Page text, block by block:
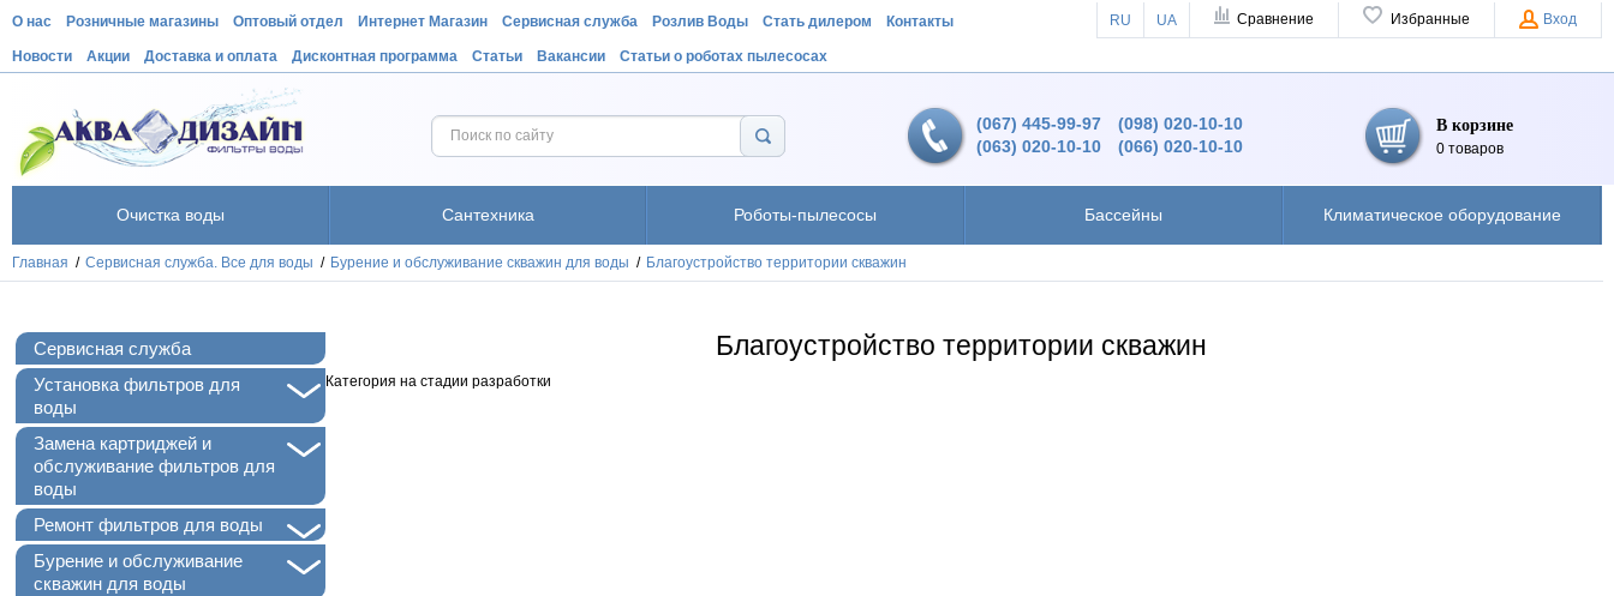
О нас Розничные магазины Оптовый отдел Интернет Магазин Сервисная служба Розлив Воды Стать дилером Контакты
Новости Акции Доставка и оплата Дисконтная программа Статьи Вакансии Статьи о роботах пылесосах
RU UA Сравнение Избранные Вход
(067) 445-99-97
(063) 020-10-10
(098) 020-10-10
(066) 020-10-10
В корзине
0 товаров
Очистка воды Сантехника Роботы-пылесосы Бассейны Климатическое оборудование
Главная / Сервисная служба. Все для воды / Бурение и обслуживание скважин для воды / Благоустройство территории скважин
Сервисная служба
+
Установка фильтров для
воды
Замена картриджей и
обслуживание фильтров для
воды
+
Ремонт фильтров для воды
+
Бурение и обслуживание
скважин для воды
Благоустройство территории скважин
Категория на стадии разработки